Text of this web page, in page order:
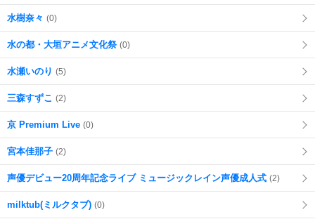
水樹奈々 (0)
水の都・大垣アニメ文化祭 (0)
水瀬いのり (5)
三森すずこ (2)
京 Premium Live (0)
宮本佳那子 (2)
声優デビュー20周年記念ライブ ミュージックレイン声優成人式 (2)
milktub(ミルクタブ) (0)